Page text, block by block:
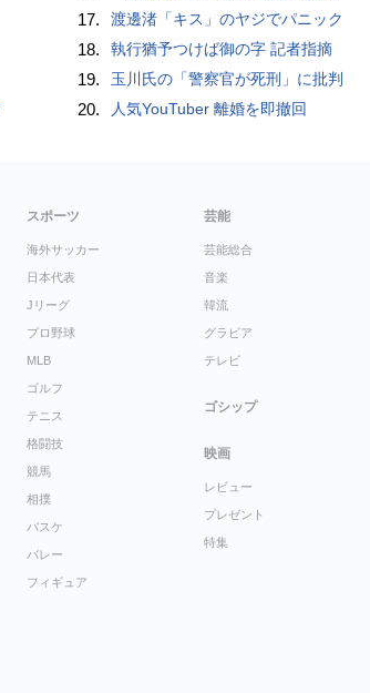
17. 渡邊渚「キス」のヤジでパニック
18. 執行猶予つけば御の字 記者指摘
19. 玉川氏の「警察官が死刑」に批判
20. 人気YouTuber 離婚を即撤回
スポーツ
海外サッカー
日本代表
Jリーグ
プロ野球
MLB
ゴルフ
テニス
格闘技
競馬
相撲
バスケ
バレー
フィギュア
芸能
芸能総合
音楽
韓流
グラビア
テレビ
ゴシップ
映画
レビュー
プレゼント
特集